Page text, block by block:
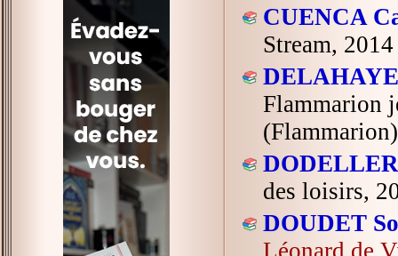
CUENCA
Stream,
Flammarion
des loisirs,
DOUDET